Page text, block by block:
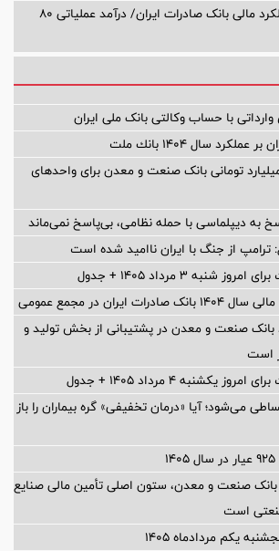
تغییر مثبت در عملکرد مالی بانک صادرات ایران/ درآمد عملیاتی 80
با حساب وکالتی بانک ملی ایران
سال ۱۴۰۴ بانك ملت
١٠ و ۵٠ میلیارد تومانی بانک صنعت و معدن برای واحد‌های
به دیپلماسی با حمله نظامی، بی‌پاسخ نمی‌ماند
ترامپ از جنگ با ایران ناامید شده است
۳ مرداد ۱۴۰۵ + جدول
در مجمع عمومی
صنعت و معدن در پشتیبانی از بخش تولید و
است
۴ مرداد ۱۴۰۵ + جدول
می‌شود؛ آیا «درمان تخفیفی» گره بیماران را باز
صنعت و معدن، ستون اصلی تأمین مالی صنایع
است
یکم مردادماه ۱۴۰۵